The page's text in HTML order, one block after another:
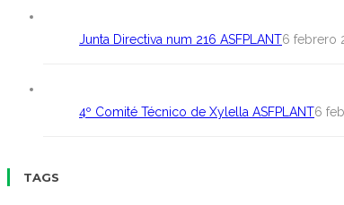
Junta Directiva num 216 ASFPLANT6 febrero
4º Comité Técnico de Xylella ASFPLANT6
TAGS